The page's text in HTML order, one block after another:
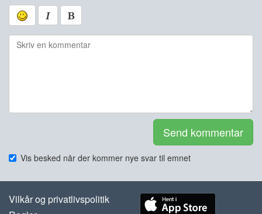
Send kommentar
Vis besked når der kommer nye svar til emnet
Vilkår og privatlivspolitik